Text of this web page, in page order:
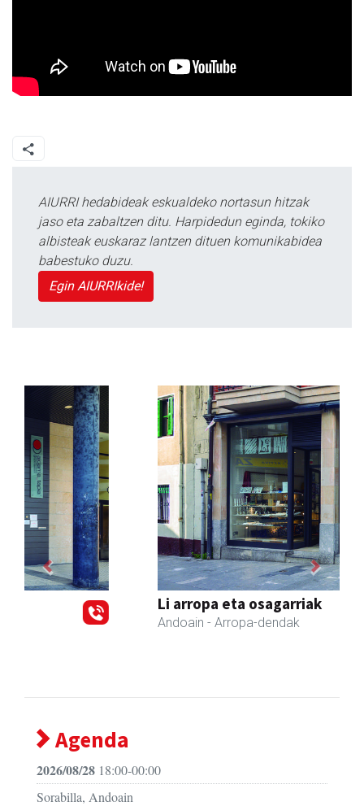
AIURRI hedabideak eskualdeko nortasun hitzak
jaso eta zabaltzen ditu. Harpidedun eginda, tokiko
albisteak euskaraz lantzen dituen komunikabidea
babestuko duzu.
Egin AIURRIkide!
Li arropa eta osagarriak
- Arropa-dendak
Previous Next
Agenda
2026/08/28 18:00-00:00
Sorabilla, Andoain